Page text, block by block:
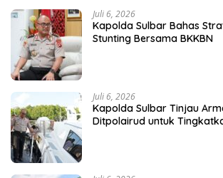
Juli 6, 2026
Kapolda Sulbar Bahas
Stunting Bersama BKKBN
Juli 6, 2026
Kapolda Sulbar Tinjau
Ditpolairud untuk